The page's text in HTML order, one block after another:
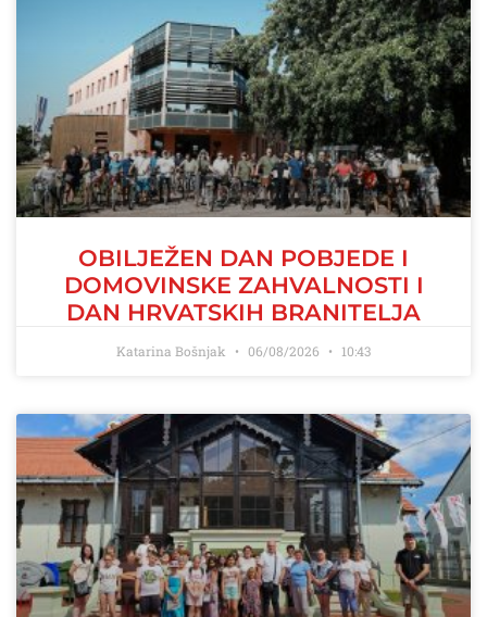
OBILJEŽEN DAN POBJEDE I
DOMOVINSKE ZAHVALNOSTI I
DAN HRVATSKIH BRANITELJA
Katarina Bošnjak 06/08/2026 10:43